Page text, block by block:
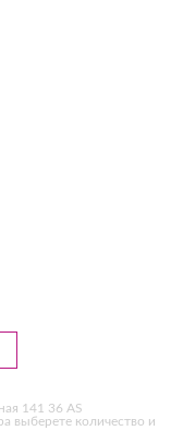
141 36 AS
выберете количество и